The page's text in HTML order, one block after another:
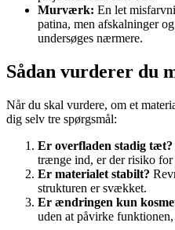
Murværk: En let
patina, men afskalninger
undersøges nærmere.
Sådan vurderer du
Når du skal vurdere, om et
dig selv tre spørgsmål:
Er overfladen stadig tæt?
trænge ind, er der risiko for
Er materialet stabilt?
strukturen er svækket.
Er ændringen kun
uden at påvirke